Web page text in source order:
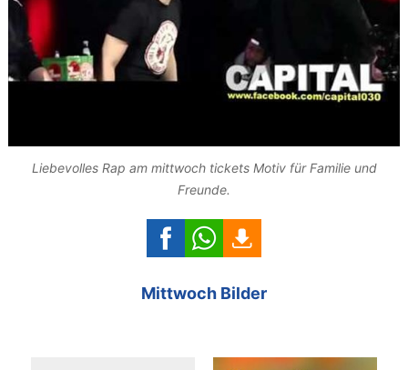
Liebevolles Rap am mittwoch tickets Motiv für Familie und
Freunde.
Mittwoch Bilder